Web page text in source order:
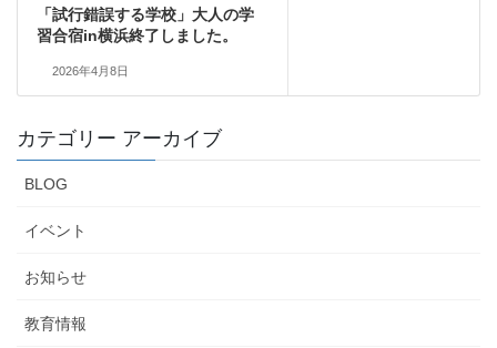
「試行錯誤する学校」大人の学
習合宿in横浜終了しました。
2026年4月8日
カテゴリー アーカイブ
BLOG
イベント
お知らせ
教育情報